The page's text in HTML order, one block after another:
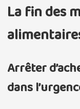
La fin des
Arrêter
dans